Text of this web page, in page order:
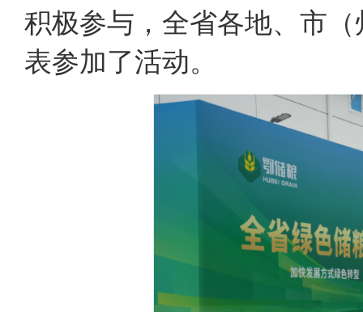
积极参与，全省各地、市
表参加了活动。